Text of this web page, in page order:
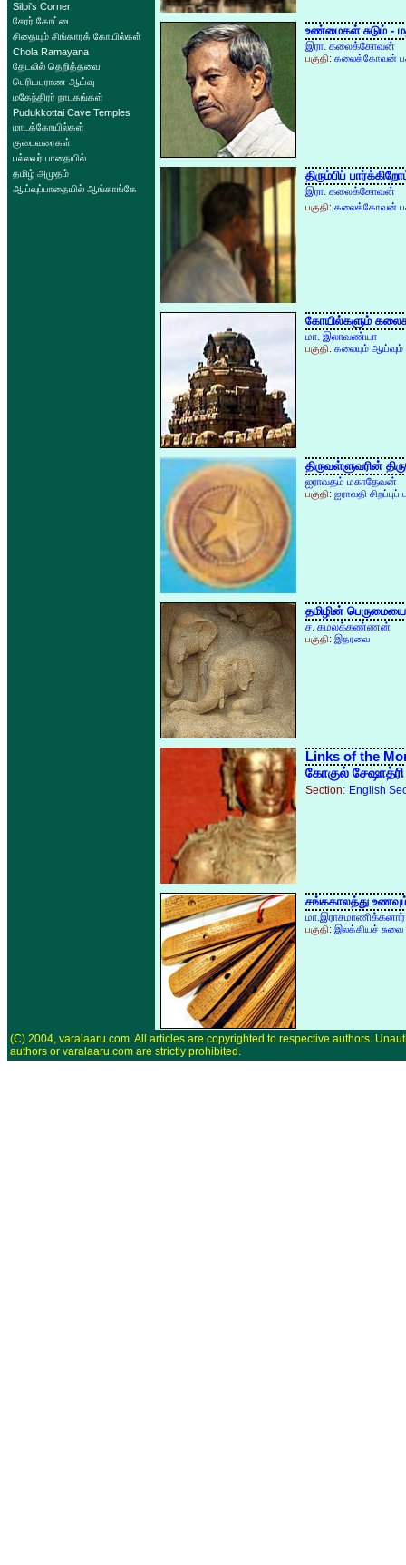
Silpi's Corner
சேரர் கோட்டை
சிதையும் சிங்காரக் கோயில்கள்
Chola Ramayana
தேடலில் தெறித்தவை
பெரியபுராண ஆய்வு
மகேந்திரர் நாடகங்கள்
Pudukkottai Cave Temples
மாடக்கோயில்கள்
குடைவரைகள்
பல்லவர் பாதையில்
தமிழ் அமுதம்
ஆய்வுப்பாதையில் ஆங்காங்கே
உண்மைகள் சுடும் -
இரா. கலைக்கோவன்
பகுதி: கலைக்கோவன்
திரும்பிப்
இரா. கலைக்கோவன்
பகுதி: கலைக்கோவன்
கோயில்களும்
மா. இலாவண்யா
பகுதி: கலையும் ஆய்வும்
திருவள்ளுவரின்
ஐராவதம் மகாதேவன்
பகுதி: ஐராவதி சிறப்புப்
தமிழின்
ச. கமலக்கண்ணன்
பகுதி: இதரவை
Links of the
கோகுல் சேஷாத்ரி
Section: English
சங்ககாலத்து
மா.இராசமாணிக்கனார்
பகுதி: இலக்கியச் சுவை
(C) 2004, varalaaru.com. All articles are copyrighted to respective authors.
authors or varalaaru.com are strictly prohibited.